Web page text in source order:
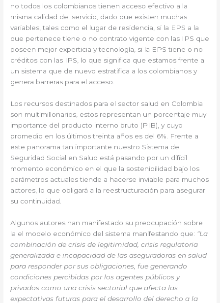
no todos los colombianos tienen acceso efectivo a la
misma calidad del servicio, dado que existen muchas
variables, tales como el lugar de residencia, si la EPS a la
que pertenece tiene o no contrato vigente con las IPS que
poseen mejor experticia y tecnología, si la EPS tiene o no
créditos con las IPS, lo que significa que estamos frente a
un sistema que de nuevo estratifica a los colombianos y
genera barreras para el acceso.
Los recursos destinados para el sector salud en Colombia
son multimillonarios, estos representan un porcentaje muy
importante del producto interno bruto (PIB), y cuyo
promedio en los últimos treinta años es del 6%. Frente a
este panorama tan importante nuestro Sistema de
Seguridad Social en Salud está pasando por un difícil
momento económico en el que la sostenibilidad bajo los
parámetros actuales tiende a hacerse inviable para muchos
actores, lo que obligará a la reestructuración para asegurar
su continuidad.
Algunos autores han manifestado su preocupación sobre
la el modelo económico del sistema manifestando que: “La
combinación de crisis de legitimidad, crisis regulatoria
generalizada e incapacidad de las aseguradoras en salud
para responder por sus obligaciones, fue generando
condiciones percibidas por los agentes públicos y
privados como una crisis sectorial que afecta las
expectativas futuras para el desarrollo del derecho a la